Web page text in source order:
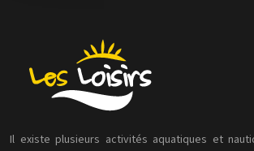
Il existe plusieurs activités aquatiques et